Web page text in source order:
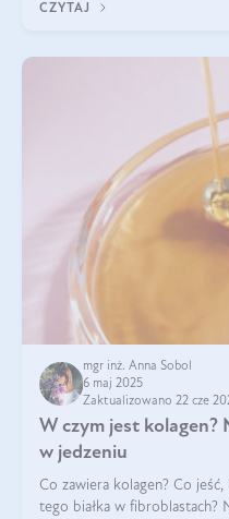
CZYTAJ
mgr inż. Anna Sobol
6 maj 2025
Zaktualizowano 22 cze
W czym jest kolagen?
w jedzeniu
Co zawiera kolagen? Co
tego białka w fibroblastach?